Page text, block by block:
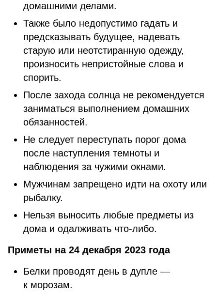
домашними делами.
Также было недопустимо гадать и
предсказывать будущее, надевать
старую или неотстиранную одежду,
произносить непристойные слова и
спорить.
После захода солнца не рекомендуется
заниматься выполнением домашних
обязанностей.
Не следует переступать порог дома
после наступления темноты и
наблюдения за чужими окнами.
Мужчинам запрещено идти на охоту или
рыбалку.
Нельзя выносить любые предметы из
дома и одалживать что-либо.
Приметы на 24 декабря 2023 года
Белки проводят день в дупле —
к морозам.